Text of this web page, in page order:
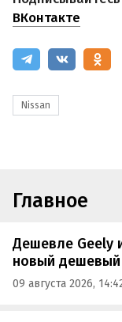
ВКонтакте
Nissan
Главное
Дешевле Geely
новый дешевый
09 августа 2026,